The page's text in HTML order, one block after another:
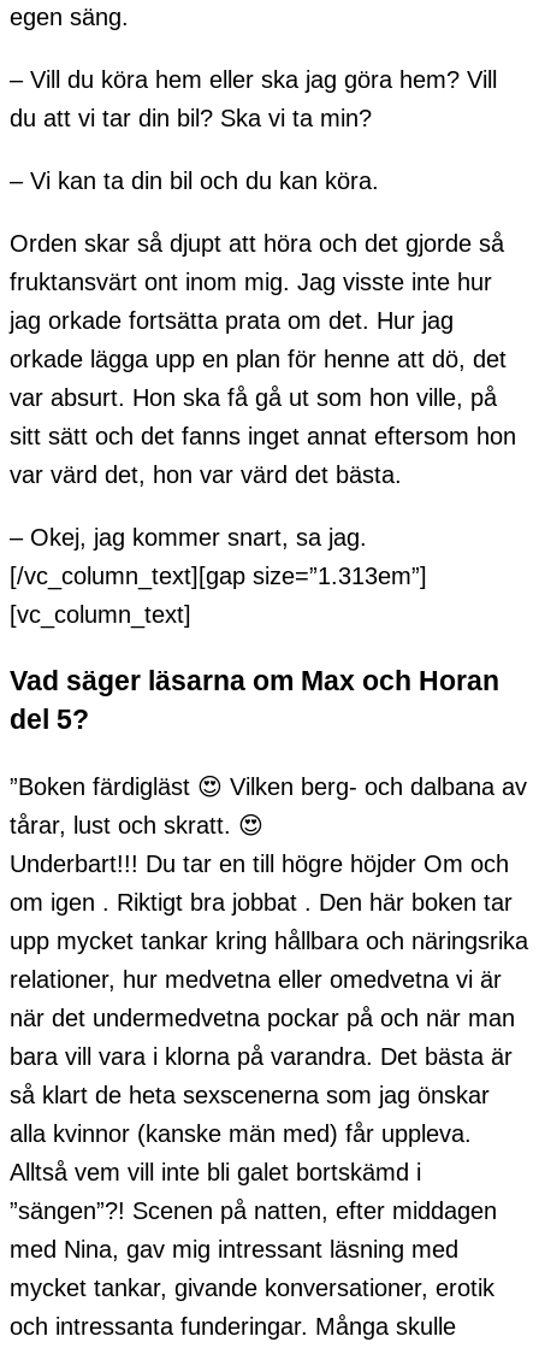
egen säng.
– Vill du köra hem eller ska jag göra hem? Vill
du att vi tar din bil? Ska vi ta min?
– Vi kan ta din bil och du kan köra.
Orden skar så djupt att höra och det gjorde så
fruktansvärt ont inom mig. Jag visste inte hur
jag orkade fortsätta prata om det. Hur jag
orkade lägga upp en plan för henne att dö, det
var absurt. Hon ska få gå ut som hon ville, på
sitt sätt och det fanns inget annat eftersom hon
var värd det, hon var värd det bästa.
– Okej, jag kommer snart, sa jag.
[/vc_column_text][gap size=”1.313em”]
[vc_column_text]
Vad säger läsarna om Max och Horan
del 5?
”Boken färdigläst 😍 Vilken berg- och dalbana av
tårar, lust och skratt. 😍
Underbart!!! Du tar en till högre höjder Om och
om igen . Riktigt bra jobbat . Den här boken tar
upp mycket tankar kring hållbara och näringsrika
relationer, hur medvetna eller omedvetna vi är
när det undermedvetna pockar på och när man
bara vill vara i klorna på varandra. Det bästa är
så klart de heta sexscenerna som jag önskar
alla kvinnor (kanske män med) får uppleva.
Alltså vem vill inte bli galet bortskämd i
”sängen”?! Scenen på natten, efter middagen
med Nina, gav mig intressant läsning med
mycket tankar, givande konversationer, erotik
och intressanta funderingar. Många skulle